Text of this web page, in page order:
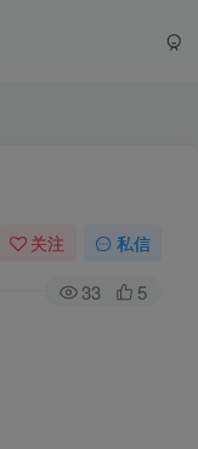
关注 私信
33 5